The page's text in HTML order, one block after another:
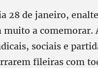
28 de janeiro,
muito a comemorar.
sociais e
fileiras com